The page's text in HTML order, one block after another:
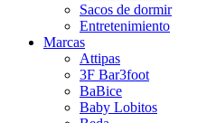
Sacos de dormir
Entretenimiento
Marcas
Attipas
3F Bar3foot
BaBice
Baby Lobitos